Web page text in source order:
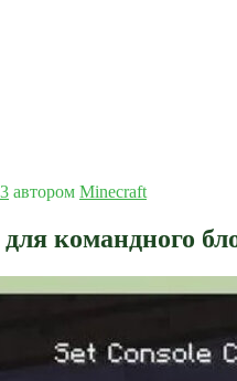
автором Minecraft
командного